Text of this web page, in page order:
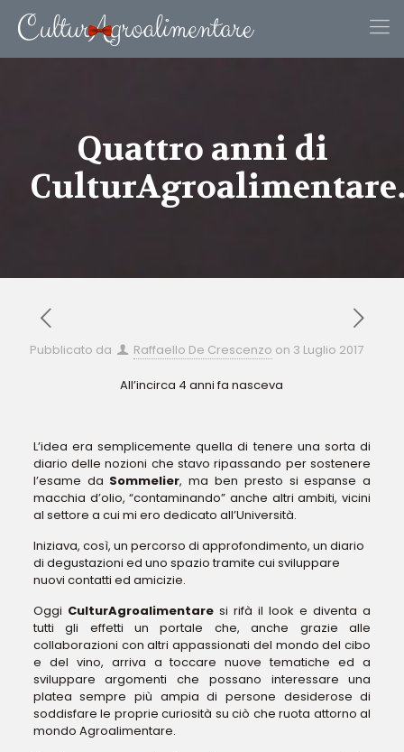
Quattro anni di
Pubblicato da Raffaello De Crescenzo on 3 Luglio 2017
All’incirca 4 anni fa nasceva
L’idea era semplicemente quella di tenere una sorta di
diario delle nozioni che stavo ripassando per sostenere
l’esame da Sommelier, ma ben presto si espanse a
macchia d’olio, “contaminando” anche altri ambiti, vicini
al settore a cui mi ero dedicato all’Università.
Iniziava, così, un percorso di approfondimento, un diario
di degustazioni ed uno spazio tramite cui sviluppare
nuovi contatti ed amicizie.
Oggi CulturAgroalimentaresi rifà il look e diventa a
tutti gli effetti un portale che, anche grazie alle
collaborazioni con altri appassionati del mondo del cibo
e del vino, arriva a toccare nuove tematiche ed a
sviluppare argomenti che possano interessare una
platea sempre più ampia di persone desiderose di
soddisfare le proprie curiosità su ciò che ruota attorno al
mondo Agroalimentare.